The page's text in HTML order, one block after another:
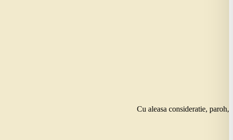
Cu aleasa consideratie, paroh,